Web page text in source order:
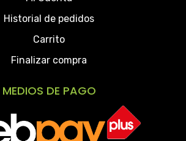
Historial de pedidos
Carrito
Finalizar compra
MEDIOS DE PAGO